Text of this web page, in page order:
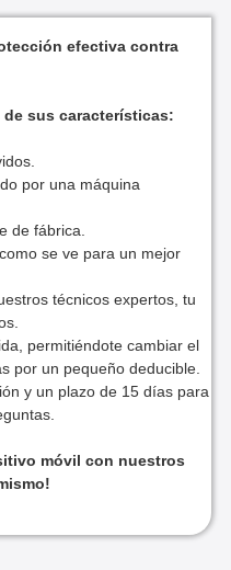
efectiva contra
sus características:
por una máquina
de fábrica.
se ve para un mejor
técnicos expertos, tu
permitiéndote cambiar el
por un pequeño deducible.
y un plazo de 15 días para
móvil con nuestros